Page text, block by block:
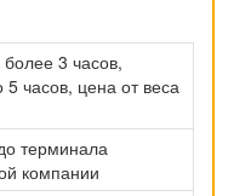
3 часов,
5 часов, цена от веса
терминала
компании